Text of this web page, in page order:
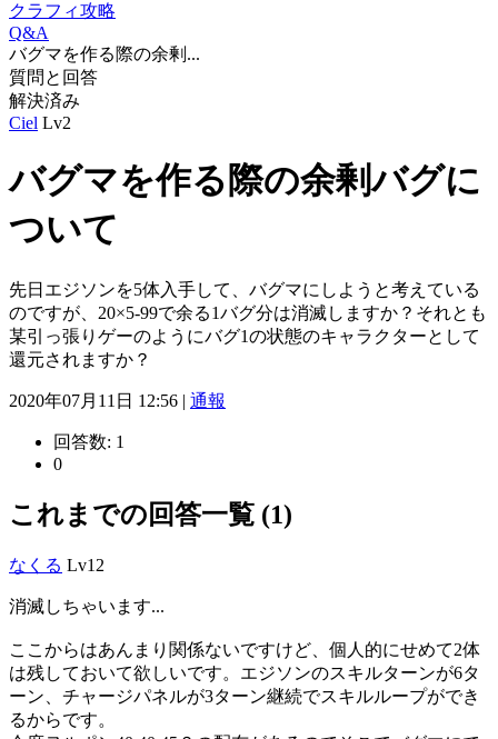
クラフィ攻略
Q&A
バグマを作る際の余剰...
質問と回答
解決済み
Ciel Lv2
バグマを作る際の余剰バグに
ついて
先日エジソンを5体入手して、バグマにしようと考えている
のですが、20×5-99で余る1バグ分は消滅しますか？それとも
某引っ張りゲーのようにバグ1の状態のキャラクターとして
還元されますか？
2020年07月11日 12:56 | 通報
回答数: 1
0
これまでの回答一覧 (1)
なくる Lv12
消滅しちゃいます...
ここからはあんまり関係ないですけど、個人的にせめて2体
は残しておいて欲しいです。エジソンのスキルターンが6タ
ーン、チャージパネルが3ターン継続でスキルループができ
るからです。